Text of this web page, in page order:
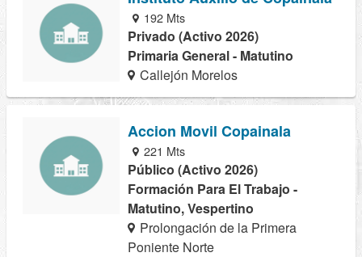
192 Mts
Privado (Activo 2026)
Primaria General - Matutino
Callejón Morelos
Accion Movil Copainala
221 Mts
Público (Activo 2026)
Formación Para El Trabajo -
Matutino, Vespertino
Prolongación de la Primera
Poniente Norte